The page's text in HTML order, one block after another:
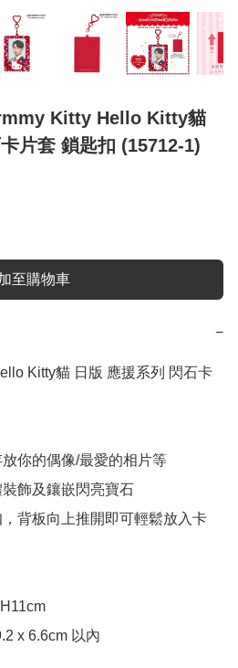
Kitty Hello Kitty貓
片套 鎖匙扣 (15712-1)
至購物車
−
Kitty貓 日版 應援系列 閃石卡
你的偶像/最愛的相片等
飾及鑲嵌閃亮寶石
背板向上推開即可輕鬆放入卡
x 6.6cm 以內